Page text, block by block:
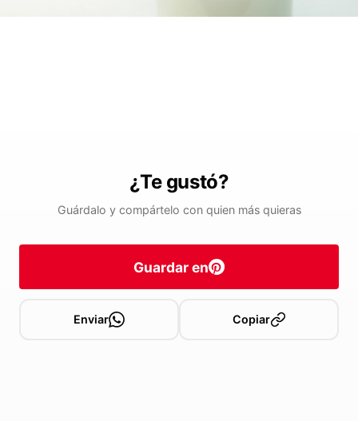
¿Te gustó?
Guárdalo y compártelo con quien más quieras
Guardar en
Enviar Copiar